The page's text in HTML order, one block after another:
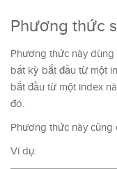
Phương thức
Phương thức này
bất kỳ bắt đầu từ một
bắt đầu từ một index
đó.
Phương thức này
Ví dụ: